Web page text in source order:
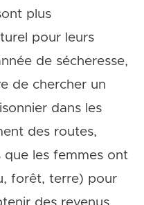
plus
pour leurs
de sécheresse,
de chercher un
dans les
des routes,
les femmes ont
forêt, terre) pour